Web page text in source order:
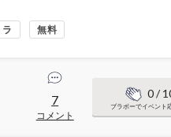
無料
7
コメント
0/
ブラボーでイベント